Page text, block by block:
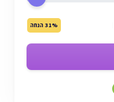
31% הנחה